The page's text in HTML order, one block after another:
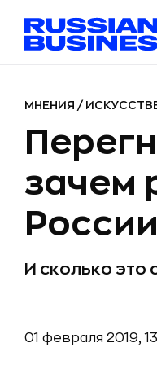
МНЕНИЯ /
зачем
России
И сколько это
01 февраля 2019,